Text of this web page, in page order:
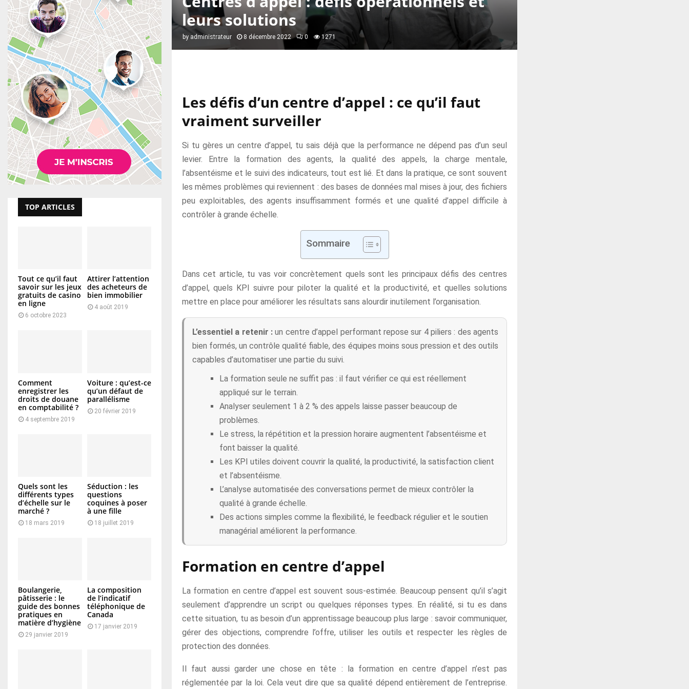
leurs solutions
by administrateur 8 décembre 2022 0 1271
Les défis d’un centre d’appel : ce qu’il faut
vraiment surveiller
Si tu gères un centre d’appel, tu sais déjà que la performance ne dépend pas d’un seul
levier. Entre la formation des agents, la qualité des appels, la charge mentale,
l’absentéisme et le suivi des indicateurs, tout est lié. Et dans la pratique, ce sont souvent
les mêmes problèmes qui reviennent : des bases de données mal mises à jour, des fichiers
peu exploitables, des agents insuffisamment formés et une qualité d’appel difficile à
contrôler à grande échelle.
Sommaire
Dans cet article, tu vas voir concrètement quels sont les principaux défis des centres
d’appel, quels KPI suivre pour piloter la qualité et la productivité, et quelles solutions
mettre en place pour améliorer les résultats sans alourdir inutilement l’organisation.
L’essentiel a retenir : un centre d’appel performant repose sur 4 piliers : des agents
bien formés, un contrôle qualité fiable, des équipes moins sous pression et des outils
capables d’automatiser une partie du suivi.
La formation seule ne suffit pas : il faut vérifier ce qui est réellement
appliqué sur le terrain.
Analyser seulement 1 à 2 % des appels laisse passer beaucoup de
problèmes.
Le stress, la répétition et la pression horaire augmentent l’absentéisme et
font baisser la qualité.
Les KPI utiles doivent couvrir la qualité, la productivité, la satisfaction client
et l’absentéisme.
L’analyse automatisée des conversations permet de mieux contrôler la
qualité à grande échelle.
Des actions simples comme la flexibilité, le feedback régulier et le soutien
managérial améliorent la performance.
Formation en centre d’appel
La formation en centre d’appel est souvent sous-estimée. Beaucoup pensent qu’il s’agit
seulement d’apprendre un script ou quelques réponses types. En réalité, si tu es dans
cette situation, tu as besoin d’un apprentissage beaucoup plus large : savoir communiquer,
gérer des objections, comprendre l’offre, utiliser les outils et respecter les règles de
protection des données.
Il faut aussi garder une chose en tête : la formation en centre d’appel n’est pas
réglementée par la loi. Cela veut dire que sa qualité dépend entièrement de l’entreprise.
TOP ARTICLES
Tout ce qu’il faut
savoir sur les jeux
gratuits de casino
en ligne
6 octobre 2023
Attirer l’attention
des acheteurs de
bien immobilier
4 août 2019
Comment
enregistrer les
droits de douane
en comptabilité ?
4 septembre 2019
Voiture : qu’est-ce
qu’un défaut de
parallélisme
20 février 2019
Quels sont les
différents types
d’échelle sur le
marché ?
18 mars 2019
Séduction : les
questions
coquines à poser
à une fille
18 juillet 2019
Boulangerie,
pâtisserie : le
guide des bonnes
pratiques en
matière d’hygiène
29 janvier 2019
La composition
de l’indicatif
téléphonique de
Canada
17 janvier 2019